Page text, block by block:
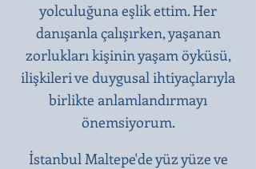
yolculuğuna eşlik ettim. Her
danışanla çalışırken, yaşanan
zorlukları kişinin yaşam öyküsü,
ilişkileri ve duygusal ihtiyaçlarıyla
birlikte anlamlandırmayı
önemsiyorum.
İstanbul Maltepe'de yüz yüze ve